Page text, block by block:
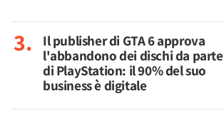
Il publisher di GTA 6 approva
l'abbandono dei dischi da parte
di PlayStation: il 90% del suo
business è digitale